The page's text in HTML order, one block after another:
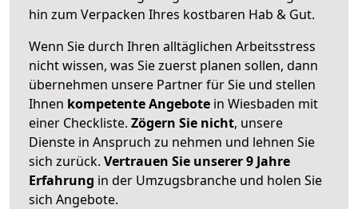
hin zum Verpacken Ihres kostbaren Hab & Gut.
Wenn Sie durch Ihren alltäglichen Arbeitsstress
nicht wissen, was Sie zuerst planen sollen, dann
übernehmen unsere Partner für Sie und stellen
Ihnen kompetente Angebote in Wiesbaden mit
einer Checkliste. Zögern Sie nicht, unsere
Dienste in Anspruch zu nehmen und lehnen Sie
sich zurück. Vertrauen Sie unserer 9 Jahre
Erfahrung in der Umzugsbranche und holen Sie
sich Angebote.